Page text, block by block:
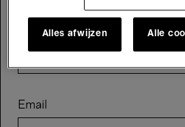
Geboortedatum
Email
Alles afwijzen Alle